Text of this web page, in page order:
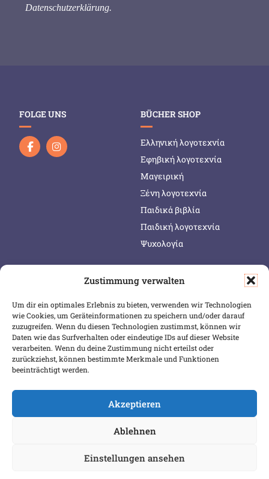
Zustimmung verwalten
Um dir ein optimales Erlebnis zu bieten, verwenden wir Technologien
wie Cookies, um Geräteinformationen zu speichern und/oder darauf
zuzugreifen. Wenn du diesen Technologien zustimmst, können wir
Daten wie das Surfverhalten oder eindeutige IDs auf dieser Website
verarbeiten. Wenn du deine Zustimmung nicht erteilst oder
zurückziehst, können bestimmte Merkmale und Funktionen
beeinträchtigt werden.
Akzeptieren
Ablehnen
Einstellungen ansehen
Datenschutzerklärung.
FOLGE UNS BÜCHER SHOP
Ελληνική λογοτεχνία
Εφηβική λογοτεχνία
Μαγειρική
Ξένη λογοτεχνία
Παιδικά βιβλία
Παιδική λογοτεχνία
Ψυχολογία
SERVICE & INFOS
Warenkorb
Wunschliste
Mein Konto
Versand & Lieferung
Zahlungsweisen
SICHER BEZAHLEN